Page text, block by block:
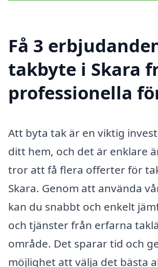
Få 3
takbyte i Skara
professionella
Att byta tak är en viktig
ditt hem, och det är enklare
tror att få flera offerter för
Skara. Genom att använda
kan du snabbt och enkelt
och tjänster från erfarna
område. Det sparar tid och
möjlighet att välja det bästa